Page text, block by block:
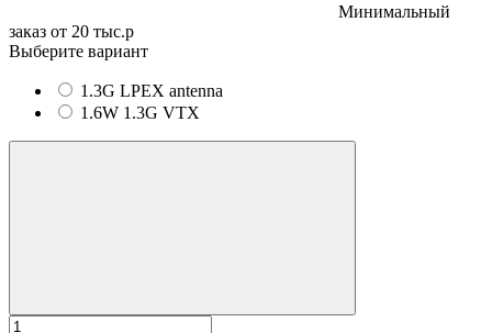
Минимальный
заказ от 20 тыс.р
Выберите вариант
1.3G LPEX antenna
1.6W 1.3G VTX